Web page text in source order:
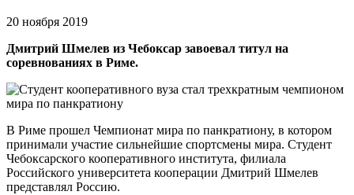
20 ноября 2019
Дмитрий Шмелев из Чебоксар завоевал титул на
соревнованиях в Риме.
В Риме прошел Чемпионат мира по панкратиону, в котором
принимали участие сильнейшие спортсмены мира. Студент
Чебоксарского кооперативного института, филиала
Российского университета кооперации Дмитрий Шмелев
представлял Россию.